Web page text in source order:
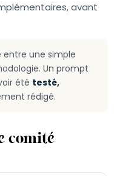
avant
entre une simple
Un prompt
été testé,
rédigé.
comité